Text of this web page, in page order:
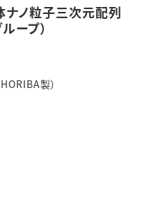
ナノ粒子三次元配列
ープ）
製）